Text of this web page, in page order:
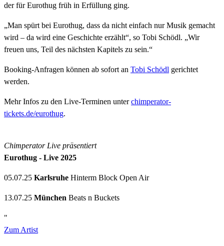
der für Eurothug früh in Erfüllung ging.
„Man spürt bei Eurothug, dass da nicht einfach nur Musik gemacht
wird – da wird eine Geschichte erzählt“, so Tobi Schödl. „Wir
freuen uns, Teil des nächsten Kapitels zu sein.“
Booking-Anfragen können ab sofort an Tobi Schödl gerichtet
werden.
Mehr Infos zu den Live-Terminen unterchimperator-
tickets.de/eurothug.
Chimperator Live präsentiert
Eurothug - Live 2025
05.07.25 Karlsruhe Hinterm Block Open Air
13.07.25 München Beats n Buckets
"
Zum Artist